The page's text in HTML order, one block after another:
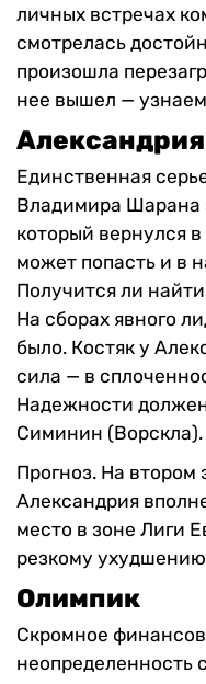
личных встречах
смотрелась
произошла
нее вышел —
Александрия
Единственная
Владимира Шарана
который вернулся
может попасть и в
Получится ли
На сборах явного
было. Костяк у
сила — в
Надежности
Симинин (Ворскла).
Прогноз. На втором
Александрия
место в зоне Лиги
резкому ухудшению
Олимпик
Скромное
неопределенность